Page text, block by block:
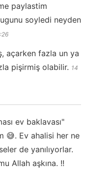
paylastim
soyledi neyden
açarken fazla un ya
pişirmiş olabilir. 14
ev baklavası"
😅. Ev ahalisi her ne
de yanılıyorlar.
Allah aşkına. !!